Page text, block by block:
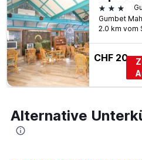
3 Sterne
2.0 km vom
CHF 20
Alternative